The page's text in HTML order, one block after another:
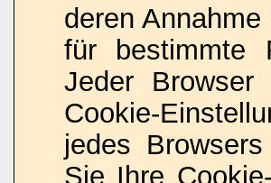
deren
für bestimmte
Jeder
Cookie-
jedes
Sie Ihre